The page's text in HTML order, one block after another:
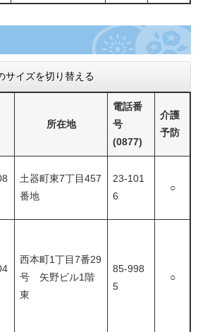
サイズを切り替える
所在地
電話番
号
(0877)
介護
予防
土器町東7丁目457
番地
23-101
6
○
西本町1丁目7番29
号 矢野ビル1階
東
85-998
5
○